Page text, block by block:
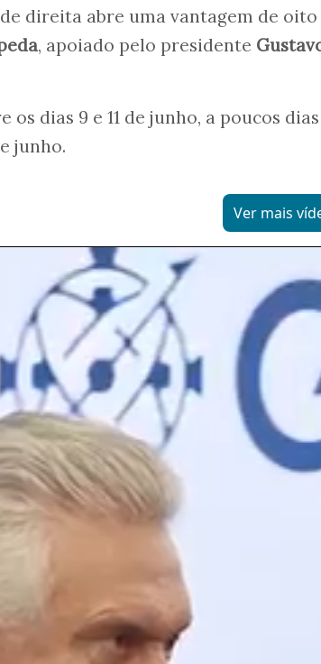
direita abre uma vantagem de oito
, apoiado pelo presidente
dias 9 e 11 de junho, a poucos
junho.
Ver mais